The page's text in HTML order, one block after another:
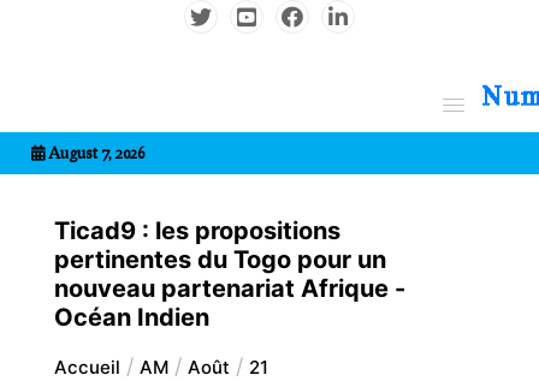
August 7, 2026
Ticad9 : les propositions
pertinentes du Togo pour un
nouveau partenariat Afrique -
Océan Indien
Accueil AM Août 21